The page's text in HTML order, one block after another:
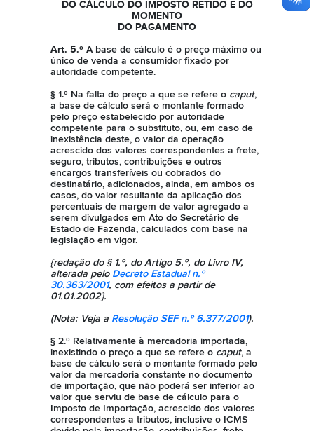
DO CÁLCULO DO IMPOSTO RETIDO E DO
MOMENTO
DO PAGAMENTO
Art. 5.º A base de cálculo é o preço máximo ou
único de venda a consumidor fixado por
autoridade competente.
§ 1.º Na falta do preço a que se refere o caput,
a base de cálculo será o montante formado
pelo preço estabelecido por autoridade
competente para o substituto, ou, em caso de
inexistência deste, o valor da operação
acrescido dos valores correspondentes a frete,
seguro, tributos, contribuições e outros
encargos transferíveis ou cobrados do
destinatário, adicionados, ainda, em ambos os
casos, do valor resultante da aplicação dos
percentuais de margem de valor agregado a
serem divulgados em Ato do Secretário de
Estado de Fazenda, calculados com base na
legislação em vigor.
{redação do § 1.º, do Artigo 5.º, do Livro IV,
alterada pelo Decreto Estadual n.º
30.363/2001, com efeitos a partir de
01.01.2002}.
(Nota: Veja a Resolução SEF n.º 6.377/2001).
§ 2.º Relativamente à mercadoria importada,
inexistindo o preço a que se refere o caput, a
base de cálculo será o montante formado pelo
valor da mercadoria constante no documento
de importação, que não poderá ser inferior ao
valor que serviu de base de cálculo para o
Imposto de Importação, acrescido dos valores
correspondentes a tributos, inclusive o ICMS